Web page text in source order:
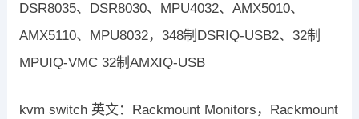
DSR8035、DSR8030、MPU4032、AMX5010、
AMX5110、MPU8032，348制DSRIQ-USB2、32制
MPUIQ-VMC 32制AMXIQ-USB
kvm switch 英文：Rackmount Monitors，Rackmount